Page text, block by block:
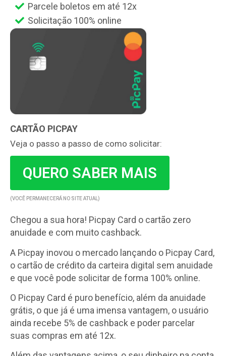
Parcele boletos em até 12x
Solicitação 100% online
CARTÃO PICPAY
Veja o passo a passo de como solicitar:
QUERO SABER MAIS
(VOCÊ PERMANECERÁ NO SITE ATUAL)
Chegou a sua hora! Picpay Card o cartão zero
anuidade e com muito cashback.
A Picpay inovou o mercado lançando o Picpay Card,
o cartão de crédito da carteira digital sem anuidade
e que você pode solicitar de forma 100% online.
O Picpay Card é puro benefício, além da anuidade
grátis, o que já é uma imensa vantagem, o usuário
ainda recebe 5% de cashback e poder parcelar
suas compras em até 12x.